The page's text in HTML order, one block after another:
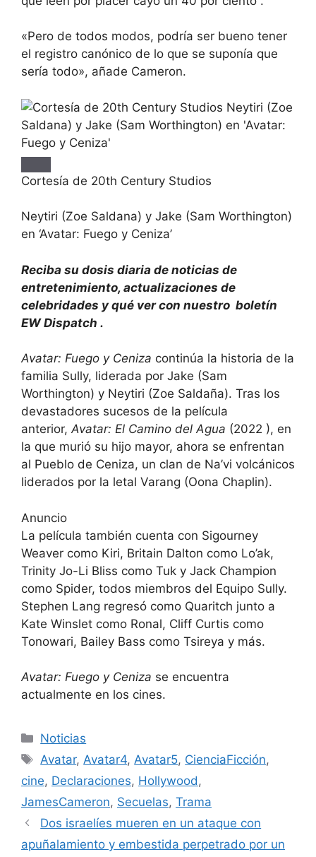
«Pero de todos modos, podría ser bueno tener
el registro canónico de lo que se suponía que
sería todo», añade Cameron.
Cortesía de 20th Century Studios
Neytiri (Zoe Saldana) y Jake (Sam Worthington)
en ‘Avatar: Fuego y Ceniza’
Reciba su dosis diaria de noticias de
entretenimiento, actualizaciones de
celebridades y qué ver con nuestro boletín
EW Dispatch .
Avatar: Fuego y Ceniza continúa la historia de la
familia Sully, liderada por Jake (Sam
Worthington) y Neytiri (Zoe Saldaña). Tras los
devastadores sucesos de la película
anterior,Avatar: El Camino del Agua (2022 ), en
la que murió su hijo mayor, ahora se enfrentan
al Pueblo de Ceniza, un clan de Na’vi volcánicos
liderados por la letal Varang (Oona Chaplin).
Anuncio
La película también cuenta con Sigourney
Weaver como Kiri, Britain Dalton como Lo’ak,
Trinity Jo-Li Bliss como Tuk y Jack Champion
como Spider, todos miembros del Equipo Sully.
Stephen Lang regresó como Quaritch junto a
Kate Winslet como Ronal, Cliff Curtis como
Tonowari, Bailey Bass como Tsireya y más.
Avatar: Fuego y Ceniza se encuentra
actualmente en los cines.
Categorías
Noticias
Etiquetas
Avatar,Avatar4,Avatar5, CienciaFicción,
cine, Declaraciones, Hollywood,
JamesCameron, Secuelas, Trama
Dos israelíes mueren en un ataque con
apuñalamiento y embestida perpetrado por un